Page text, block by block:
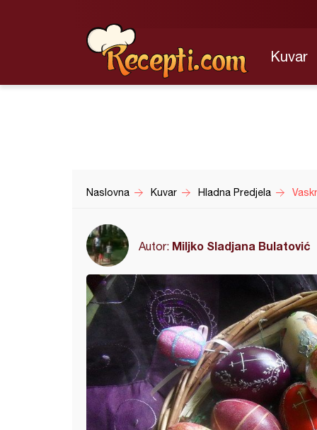
Kuvar
Naslovna Kuvar Hladna Predjela
Autor: Miljko Sladjana Bulatović